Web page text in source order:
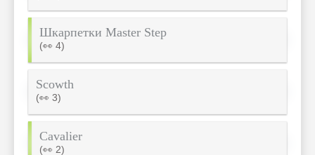
Шкарпетки Master Step
(👀 4)
Scowth
(👀 3)
Cavalier
(👀 2)